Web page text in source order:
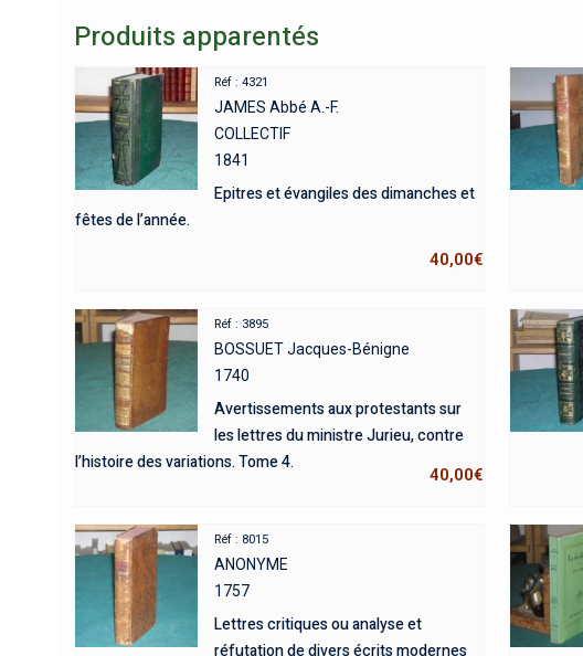
Produits apparentés
Réf : 4321
JAMES Abbé A.-F.
COLLECTIF
1841
Epitres et évangiles des dimanches et
fêtes de l’année.
40,00€
Réf : 3895
BOSSUET Jacques-Bénigne
1740
Avertissements aux protestants sur
les lettres du ministre Jurieu, contre
l’histoire des variations. Tome 4.
40,00€
Réf : 8015
ANONYME
1757
Lettres critiques ou analyse et
réfutation de divers écrits modernes